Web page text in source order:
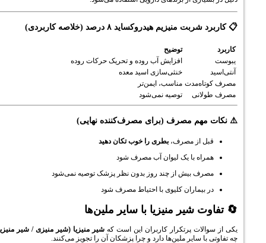
هیدروکساید ۸ درصد (خلاصه کاربردی)
توضیح
افزایش آب روده و تحریک حرکات روده
خنثی‌سازی اسید معده
مناسب، ایمن‌تر
توصیه نمی‌شود
مصرف (برای مصرف‌کننده نهایی)
بطری را خوب تکان دهید
با یک لیوان آب مصرف شود
بیش از چند روز بدون نظر پزشک توصیه نمی‌شود
کلیوی با احتیاط مصرف شود
شیر منیزیا با سایر ملین‌ها
پرتکرار کاربران این است کهشیر منیزیا (شیر منیزی / شیر منیزیم)
سایر ملین‌ها دارد و چرا پزشکان آن را تجویز می‌کنند.